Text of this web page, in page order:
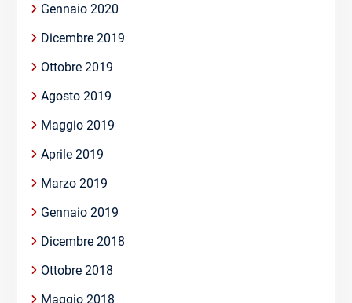
Gennaio 2020
Dicembre 2019
Ottobre 2019
Agosto 2019
Maggio 2019
Aprile 2019
Marzo 2019
Gennaio 2019
Dicembre 2018
Ottobre 2018
Maggio 2018